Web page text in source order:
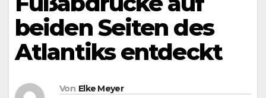
beiden Seiten des
Atlantiks entdeckt
Von Elke Meyer